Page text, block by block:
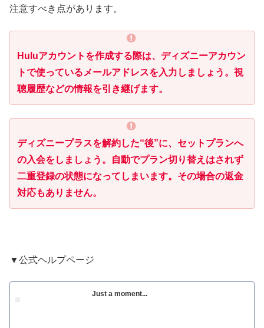
注意すべき点があります。
Huluアカウントを作成する際は、ディズニーアカウン
トで使っているメールアドレスを入力しましょう。視
聴履歴などの情報を引き継げます。
ディズニープラスを解約した“後”に、セットプランへ
の入会をしましょう。自動でプラン切り替えはされず
二重登録の状態になってしまいます。その場合の返金
対応もありません。
▼公式ヘルプページ
Just a moment...